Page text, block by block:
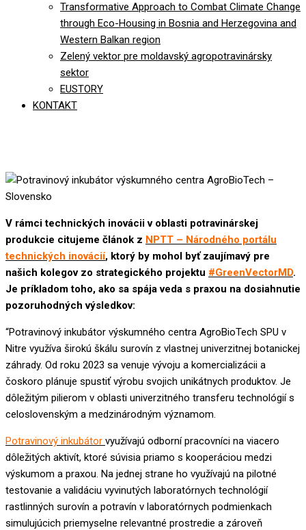
Transformative Approach to Combat Climate Change
through Eco-Housing in Bosnia and Herzegovina and
Western Balkan region
Zelený vektor pre moldavský agropotravinársky
sektor
EUSTORY
KONTAKT
V rámci technických inovácii v oblasti potravinárskej
produkcie citujeme článok z NPTT – Národného portálu
technických inovácií, ktorý by mohol byť zaujímavý pre
našich kolegov zo strategického projektu #GreenVectorMD.
Je príkladom toho, ako sa spája veda s praxou na dosiahnutie
pozoruhodných výsledkov:
“Potravinový inkubátor výskumného centra AgroBioTech SPU v
Nitre využíva širokú škálu surovín z vlastnej univerzitnej botanickej
záhrady. Od roku 2023 sa venuje vývoju a komercializácii a
čoskoro plánuje spustiť výrobu svojich unikátnych produktov. Je
dôležitým pilierom v oblasti univerzitného transferu technológií s
celoslovenským a medzinárodným významom.
Potravinový inkubátor využívajú odborní pracovníci na viacero
dôležitých aktivít, ktoré súvisia priamo s kooperáciou medzi
výskumom a praxou. Na jednej strane ho využívajú na pilotné
testovanie a validáciu vyvinutých laboratórnych technológií
rastlinných surovín a potravín v laboratórnych podmienkach
simulujúcich priemyselne relevantné prostredie a zároveň